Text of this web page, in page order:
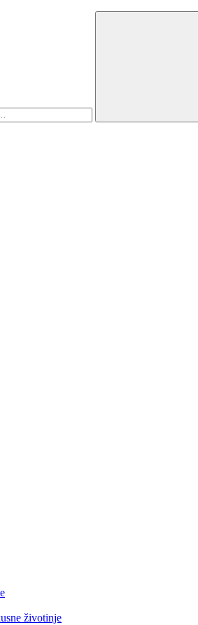
životinje